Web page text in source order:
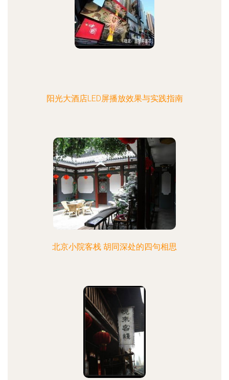
阳光大酒店LED屏播放效果与实践指南
北京小院客栈 胡同深处的四句相思